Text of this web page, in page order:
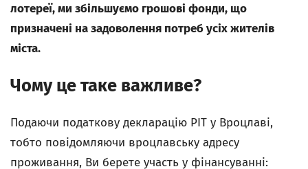
лотереї, ми збільшуємо грошові фонди, що
призначені на задоволення потреб усіх жителів
міста.
Чому це таке важливе?
Подаючи податкову декларацію PIT у Вроцлаві,
тобто повідомляючи вроцлавську адресу
проживання, Ви берете участь у фінансуванні: